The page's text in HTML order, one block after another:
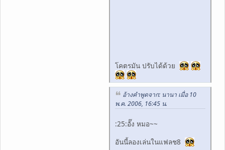
โคตรมัน ปรับได้ด้วย
อ้างคำพูดจาก: นานา เมื่อ 10
พ.ค. 2006, 16:45 น.
:25:อั๊ง หมอ~~
อันนี้ลองเล่นในแฟลช8